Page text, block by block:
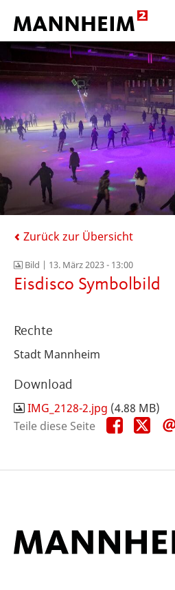
Zurück zur Übersicht
Bild | 13. März 2023 - 13:00
Eisdisco Symbolbild
Rechte
Stadt Mannheim
Download
IMG_2128-2.jpg (4.88 MB)
Teile diese Seite
Teile
diese
Teile
diese